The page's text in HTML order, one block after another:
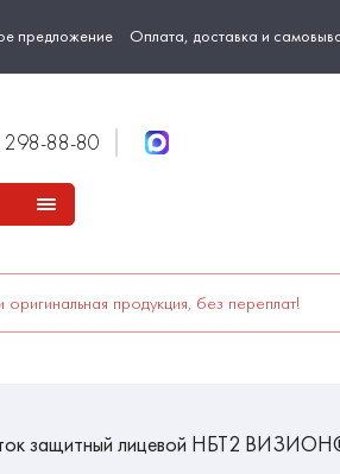
предложение Оплата, доставка и
298-88-80
продукция, без переплат!
защитный лицевой НБТ2